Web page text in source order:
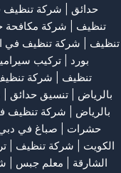
حدائق
شركة تنظيف
تنظيف
شركة
تنظيف
شركة تنظيف في
بورد | تركيب
تنظيف
شركة
بالرياض
تنسيق حدائق
بالرياض
شركة تنظيف
حشرات
صباغ في
الكويت
شركة تنظيف |
الشارقة
معلم جبس